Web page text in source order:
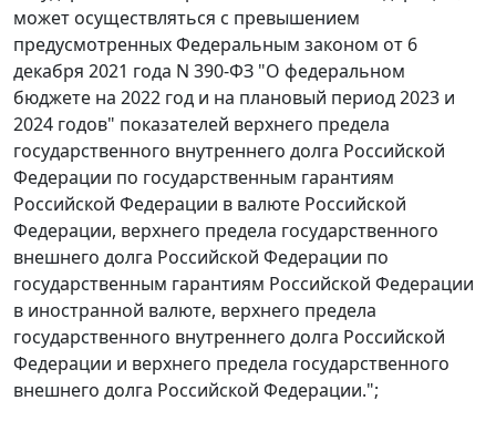
может осуществляться с превышением
предусмотренных Федеральным законом от 6
декабря 2021 года N 390-ФЗ "О федеральном
бюджете на 2022 год и на плановый период 2023 и
2024 годов" показателей верхнего предела
государственного внутреннего долга Российской
Федерации по государственным гарантиям
Российской Федерации в валюте Российской
Федерации, верхнего предела государственного
внешнего долга Российской Федерации по
государственным гарантиям Российской Федерации
в иностранной валюте, верхнего предела
государственного внутреннего долга Российской
Федерации и верхнего предела государственного
внешнего долга Российской Федерации.";